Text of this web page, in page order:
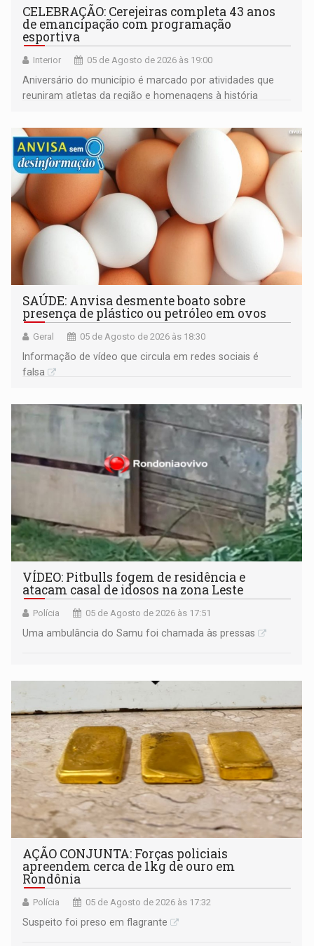
CELEBRAÇÃO: Cerejeiras completa 43 anos
de emancipação com programação
esportiva
Interior 05 de Agosto de 2026 às 19:00
Aniversário do município é marcado por atividades que
reuniram atletas da região e homenagens à história
SAÚDE: Anvisa desmente boato sobre
presença de plástico ou petróleo em ovos
Geral 05 de Agosto de 2026 às 18:30
Informação de vídeo que circula em redes sociais é
falsa
VÍDEO: Pitbulls fogem de residência e
atacam casal de idosos na zona Leste
Polícia 05 de Agosto de 2026 às 17:51
Uma ambulância do Samu foi chamada às pressas
AÇÃO CONJUNTA: Forças policiais
apreendem cerca de 1kg de ouro em
Rondônia
Polícia 05 de Agosto de 2026 às 17:32
Suspeito foi preso em flagrante